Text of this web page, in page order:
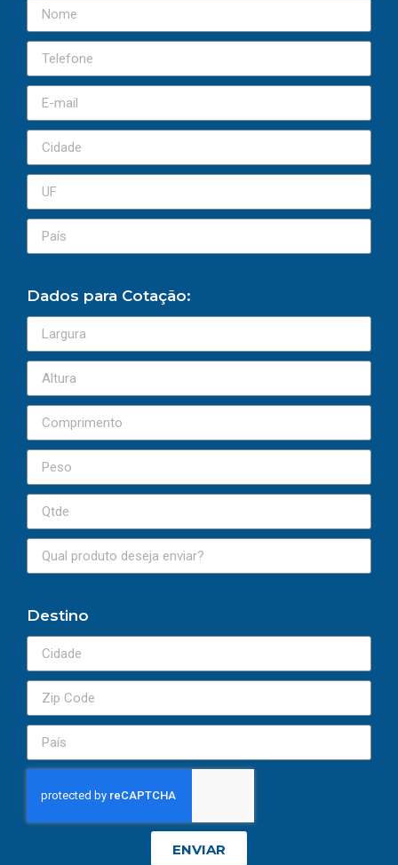
Dados para Cotação:
Destino
ENVIAR